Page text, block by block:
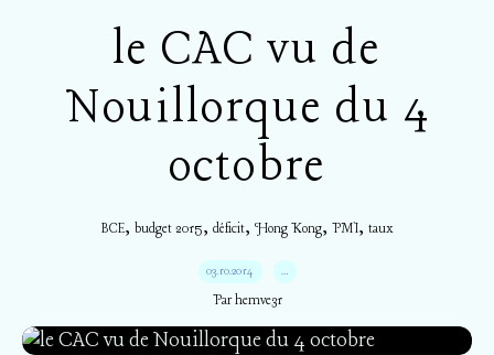
le CAC vu de
Nouillorque du 4
octobre
BCE, budget 2015, déficit, Hong Kong, PMI, taux
03.10.2014 …
Par hemve31